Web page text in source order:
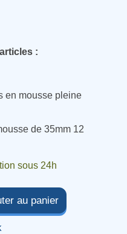
:
en mousse pleine
de 35mm 12
sous 24h
au panier